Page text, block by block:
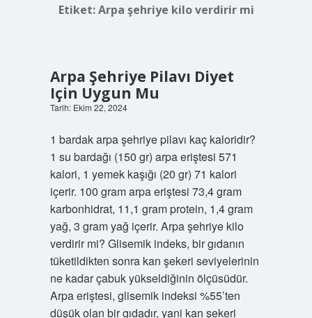
Etiket:Arpa şehriye kilo verdirir mi
Arpa Şehriye Pilavı Diyet
Için Uygun Mu
Tarih: Ekim 22, 2024
1 bardak arpa şehriye pilavı kaç kaloridir?
1 su bardağı (150 gr) arpa eriştesi 571
kalori, 1 yemek kaşığı (20 gr) 71 kalori
içerir. 100 gram arpa eriştesi 73,4 gram
karbonhidrat, 11,1 gram protein, 1,4 gram
yağ, 3 gram yağ içerir. Arpa şehriye kilo
verdirir mi? Glisemik indeks, bir gıdanın
tüketildikten sonra kan şekeri seviyelerinin
ne kadar çabuk yükseldiğinin ölçüsüdür.
Arpa eriştesi, glisemik indeksi %55’ten
düşük olan bir gıdadır, yani kan şekeri